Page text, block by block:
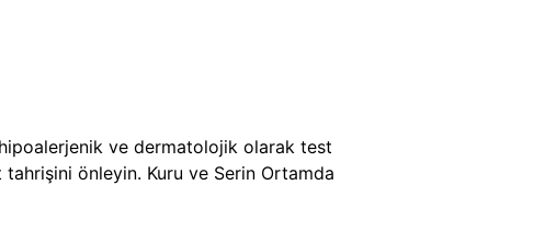
ve dermatolojik olarak test
önleyin. Kuru ve Serin Ortamda